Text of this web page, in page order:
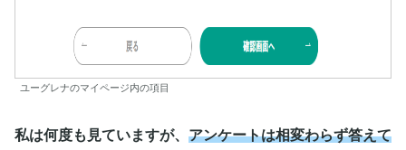
ユーグレナのマイページ内の項目
私は何度も見ていますが、 アンケートは相変わらず答えて